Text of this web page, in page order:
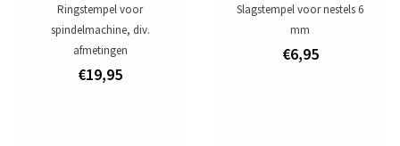
Ringstempel voor
spindelmachine, div.
afmetingen
€19,95
Slagstempel voor nestels 6
mm
€6,95